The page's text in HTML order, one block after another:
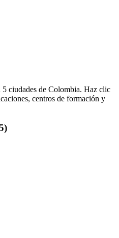
5 ciudades de Colombia. Haz clic
centros de formación y